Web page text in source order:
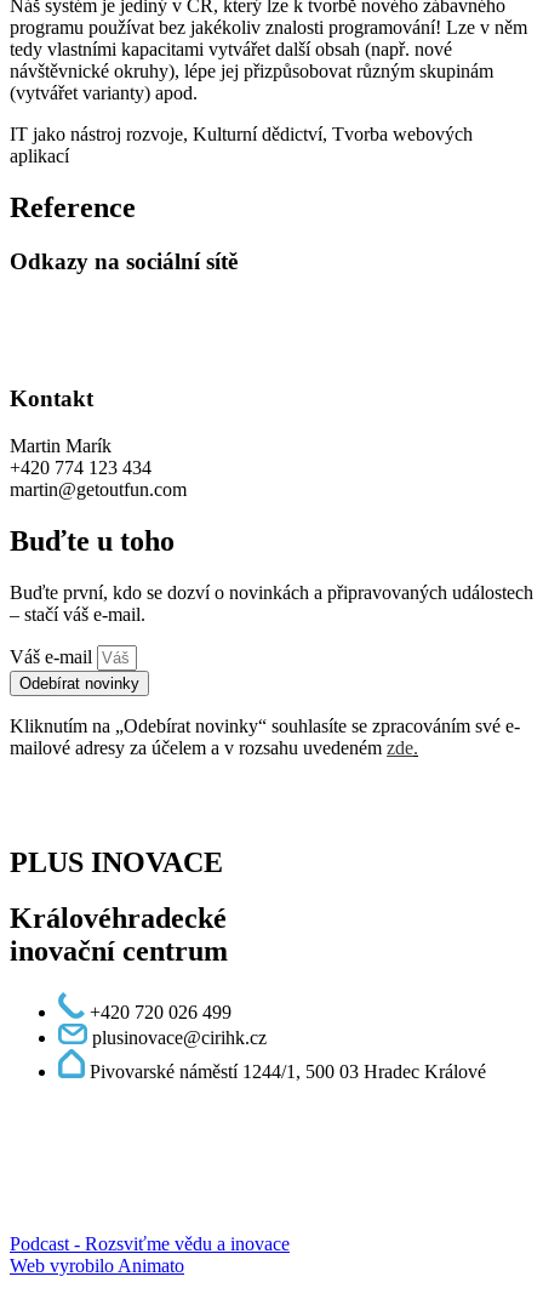
Náš systém je jediný v ČR, který lze k tvorbě nového zábavného
programu používat bez jakékoliv znalosti programování! Lze v něm
tedy vlastními kapacitami vytvářet další obsah (např. nové
návštěvnické okruhy), lépe jej přizpůsobovat různým skupinám
(vytvářet varianty) apod.
IT jako nástroj rozvoje, Kulturní dědictví, Tvorba webových
aplikací
Reference
Odkazy na sociální sítě
Kontakt
Martin Marík
+420 774 123 434
martin@getoutfun.com
Buďte u toho
Buďte první, kdo se dozví o novinkách a připravovaných událostech
– stačí váš e-mail.
Váš e-mail
Odebírat novinky
Kliknutím na „Odebírat novinky“ souhlasíte se zpracováním své e-
mailové adresy za účelem a v rozsahu uvedeném zde.
PLUS INOVACE
Královéhradecké
inovační centrum
+420 720 026 499
plusinovace@cirihk.cz
Pivovarské náměstí 1244/1, 500 03 Hradec Králové
Podcast - Rozsviťme vědu a inovace
Web vyrobilo Animato